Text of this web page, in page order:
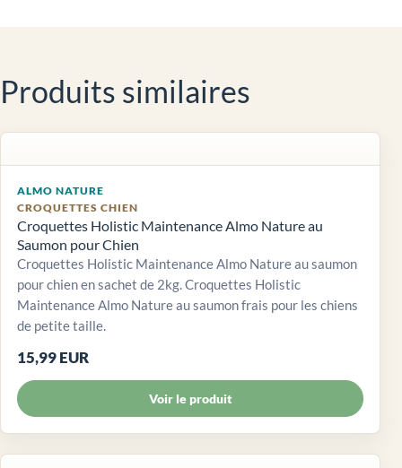
Produits similaires
ALMO NATURE
CROQUETTES CHIEN
Croquettes Holistic Maintenance Almo Nature au
Saumon pour Chien
Croquettes Holistic Maintenance Almo Nature au saumon
pour chien en sachet de 2kg. Croquettes Holistic
Maintenance Almo Nature au saumon frais pour les chiens
de petite taille.
15,99 EUR
Voir le produit